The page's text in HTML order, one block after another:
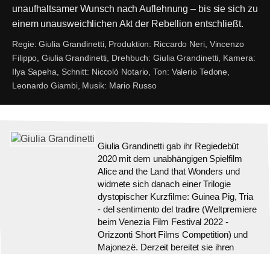
unaufhaltsamer Wunsch nach Auflehnung – bis sie sich zu
einem unausweichlichen Akt der Rebellion entschließt.
Regie: Giulia Grandinetti, Produktion: Riccardo Neri, Vincenzo
Filippo, Giulia Grandinetti, Drehbuch: Giulia Grandinetti, Kamera:
Ilya Sapeha, Schnitt: Niccolò Notario,Ton: Valerio Tedone,
Leonardo Giambi, Musik: Mario Russo
Giulia Grandinetti gab ihr Regiedebüt
2020 mit dem unabhängigen Spielfilm
Alice and the Land that Wonders und
widmete sich danach einer Trilogie
dystopischer Kurzfilme: Guinea Pig, Tria
- del sentimento del tradire (Weltpremiere
beim Venezia Film Festival 2022 -
Orizzonti Short Films Competition) und
Majonezë. Derzeit bereitet sie ihren